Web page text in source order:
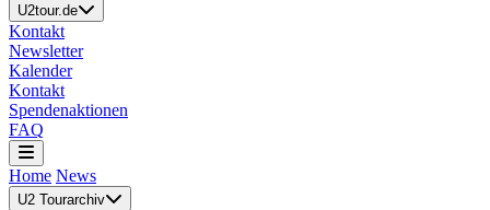
U2tour.de
Kontakt
Newsletter
Kalender
Kontakt
Spendenaktionen
FAQ
Home News
U2 Tourarchiv